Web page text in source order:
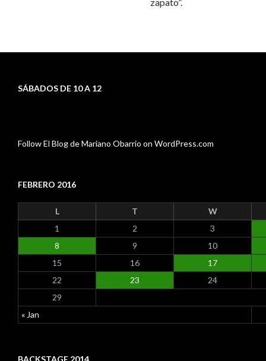
SÁBADOS DE 10 A 12
Follow El Blog de Mariano Obarrio on WordPress.com
FEBRERO 2016
L T W
« Jan
1 2
3
8
9
10
15
16
17
22
23
24
29